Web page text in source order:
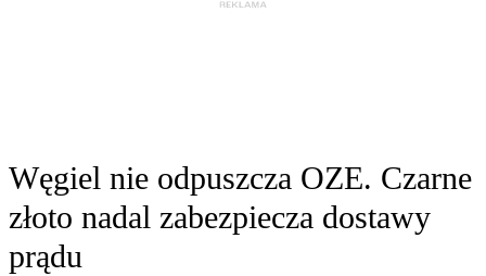
Węgiel nie odpuszcza OZE. Czarne
złoto nadal zabezpiecza dostawy
prądu